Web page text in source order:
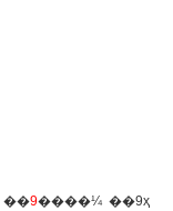
��9����¼ ��9ҳ